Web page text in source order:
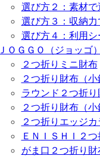
選び方２：素材で
選び方３：収納力
選び方４：利用
ＪＯＧＧＯ（ジョッゴ
２つ折りミニ財布
２つ折り財布（小
ラウンド２つ折り
２つ折り財布（小
２つ折りエッジ
ＥＮＩＳＨＩ２
がま口２つ折り財